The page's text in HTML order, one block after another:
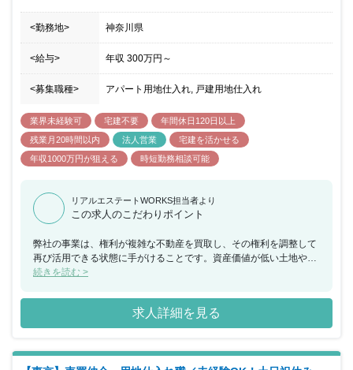
<勤務地> 神奈川県
<給与> 年収 300万円 ～
<募集職種> アパート用地仕入れ, 戸建用地仕入れ
業界未経験可 宅建不要
年間休日120日以上
残業月20時間以内
法人営業
宅建を活かせる
年収1000万円が狙える
時短勤務相談可能
リアルエステートWORKS担当者より
この求人のこだわりポイント
弊社の事業は、権利が複雑な不動産を買取し、その権利を調整して
再び活用できる状態に手がけることです。資産価値が低い土地や仲
介業者が困るような土地を再生することで地域の活性化に繋がりま
120日あります。素直でガッツのある方、また権利調整が主なため
コミュニケーション能力の高い方を求めています。
続きを読む >
求人詳細を見る